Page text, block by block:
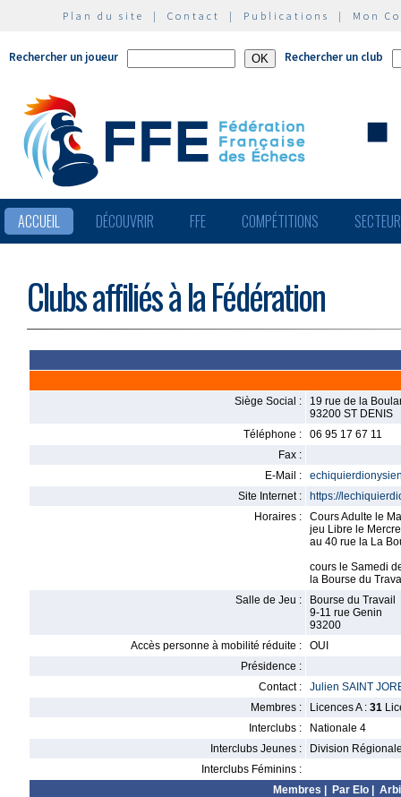
Plan du site | Contact | Publications | Mon
Rechercher un joueur Rechercher un club
ACCUEIL DÉCOUVRIR FFE COMPÉTITIONS
Clubs affiliés à la Fédération
Siège Social :
19 rue de la
93200 ST DENIS
Téléphone :
06 95 17 67 11
Fax :
E-Mail :
Site Internet :
https://
Horaires :
Cours Adulte le
jeu Libre le
au 40 rue la La
cours le Samedi
la Bourse du
Salle de Jeu :
Bourse du Travail
9-11 rue Genin
93200
Accès personne à mobilité réduite :
OUI
Présidence :
Contact :
Julien SAINT
Membres :
Licences A : 31
Interclubs :
Nationale 4
Interclubs Jeunes :
Division
Interclubs Féminins :
Membres
Par Elo